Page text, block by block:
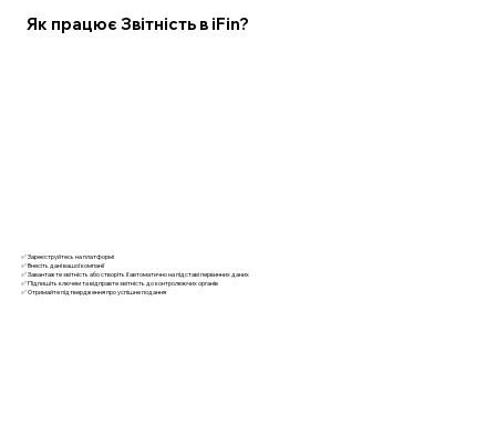
Як працює Звітність в iFin?
✅ Зареєструйтесь на платформі
✅ Внесіть дані вашої компанії
✅ Завантажте звітність або створіть її автоматично на підставі первинних даних
✅ Підпишіть ключем та відправте звітність до контролюючих органів
✅ Отримайте підтвердження про успішне подання